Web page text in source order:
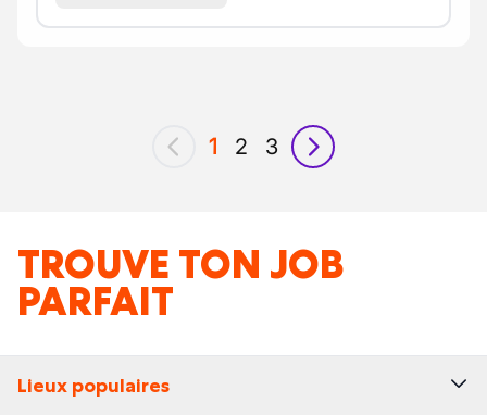
précédent
1 2 3
suivant
TROUVE TON JOB
PARFAIT
Lieux populaires